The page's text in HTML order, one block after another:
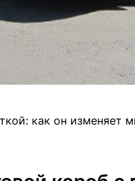
как он изменяет